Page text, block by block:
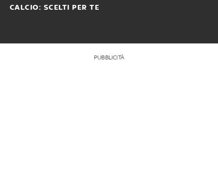
CALCIO: SCELTI PER TE
PUBBLICITÀ